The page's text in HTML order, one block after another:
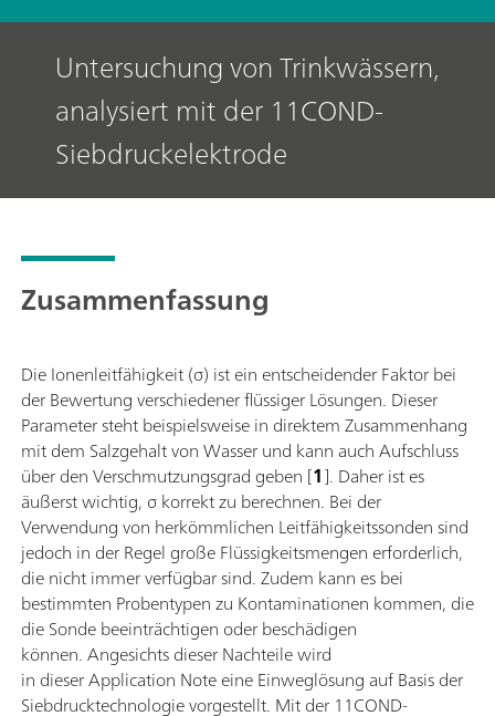
Untersuchung von Trinkwässern,
analysiert mit der 11COND-
Siebdruckelektrode
Zusammenfassung
Die Ionenleitfähigkeit (σ) ist ein entscheidender Faktor bei
der Bewertung verschiedener flüssiger Lösungen. Dieser
Parameter steht beispielsweise in direktem Zusammenhang
mit dem Salzgehalt von Wasser und kann auch Aufschluss
über den Verschmutzungsgrad geben [1]. Daher ist es
äußerst wichtig, σ korrekt zu berechnen. Bei der
Verwendung von herkömmlichen Leitfähigkeitssonden sind
jedoch in der Regel große Flüssigkeitsmengen erforderlich,
die nicht immer verfügbar sind. Zudem kann es bei
bestimmten Probentypen zu Kontaminationen kommen, die
die Sonde beeinträchtigen oder beschädigen
können. Angesichts dieser Nachteile wird
in dieser Application Note eine Einweglösung auf Basis der
Siebdrucktechnologie vorgestellt. Mit der 11COND-